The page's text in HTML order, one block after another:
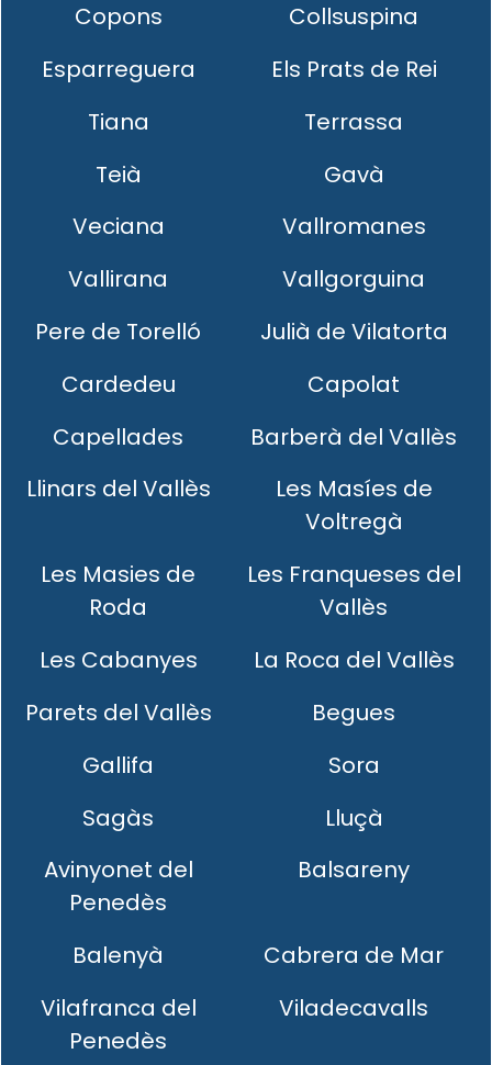
Copons
Collsuspina
Esparreguera
Els Prats de Rei
Tiana
Terrassa
Teià
Gavà
Veciana
Vallromanes
Vallirana
Vallgorguina
Pere de Torelló
Julià de Vilatorta
Cardedeu
Capolat
Capellades
Barberà del Vallès
Llinars del Vallès
Les Masíes de
Voltregà
Les Masies de
Roda
Les Franqueses del
Vallès
Les Cabanyes
La Roca del Vallès
Parets del Vallès
Begues
Gallifa
Sora
Sagàs
Lluçà
Avinyonet del
Penedès
Balsareny
Balenyà
Cabrera de Mar
Vilafranca del
Penedès
Viladecavalls